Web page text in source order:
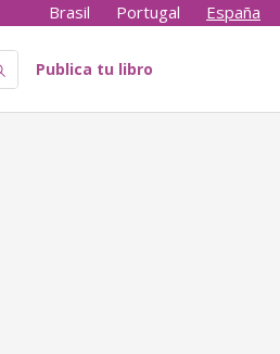
Brasil Portugal España
Publica tu libro